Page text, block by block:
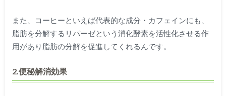
また、コーヒーといえば代表的な成分・カフェインにも、
脂肪を分解するリパーゼという消化酵素を活性化させる作
用があり脂肪の分解を促進してくれるんです。
2.便秘解消効果